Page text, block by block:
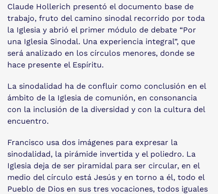
Claude Hollerich presentó el documento base de
trabajo, fruto del camino sinodal recorrido por toda
la Iglesia y abrió el primer módulo de debate “Por
una Iglesia Sinodal. Una experiencia integral”, que
será analizado en los círculos menores, donde se
hace presente el Espíritu.
La sinodalidad ha de confluir como conclusión en el
ámbito de la Iglesia de comunión, en consonancia
con la inclusión de la diversidad y con la cultura del
encuentro.
Francisco usa dos imágenes para expresar la
sinodalidad, la pirámide invertida y el poliedro. La
Iglesia deja de ser piramidal para ser circular, en el
medio del círculo está Jesús y en torno a él, todo el
Pueblo de Dios en sus tres vocaciones, todos iguales